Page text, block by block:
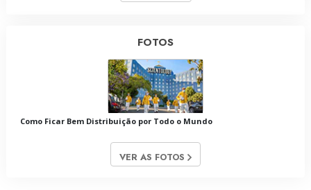
FOTOS
Como Ficar Bem Distribuição por Todo o Mundo
VER AS FOTOS